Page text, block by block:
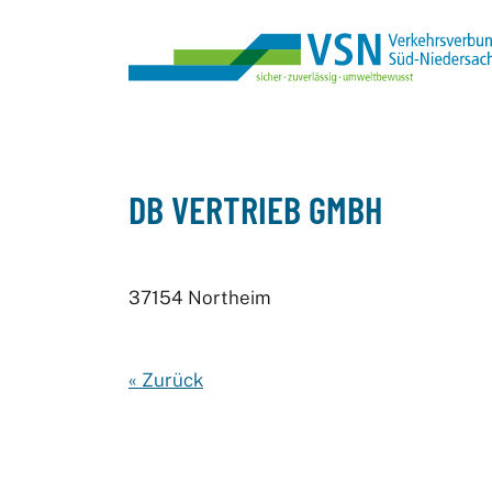
DB VERTRIEB GMBH
37154 Northeim
« Zurück